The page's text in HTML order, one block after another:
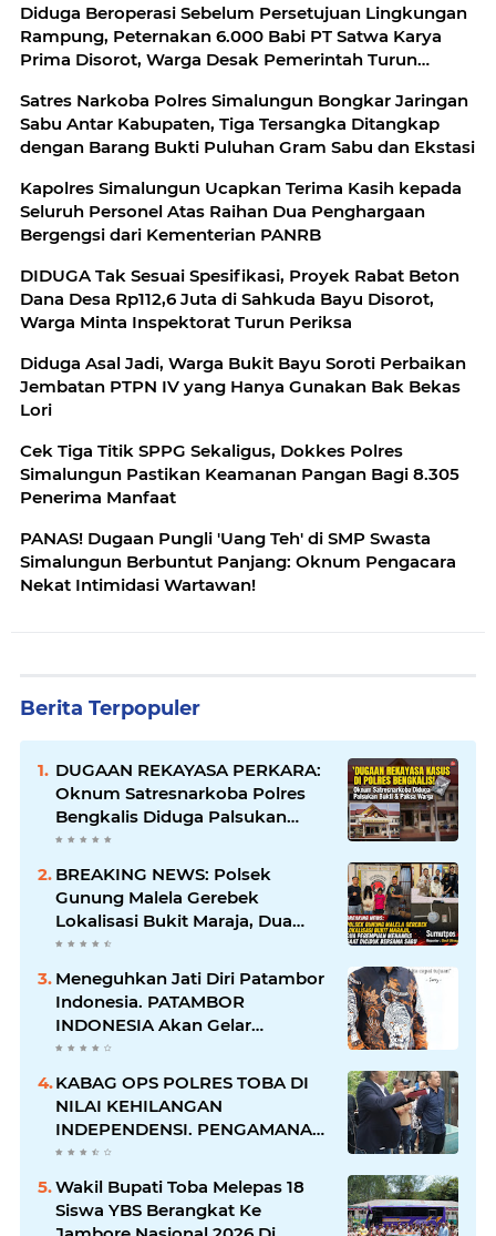
Diduga Beroperasi Sebelum Persetujuan Lingkungan
Rampung, Peternakan 6.000 Babi PT Satwa Karya
Prima Disorot, Warga Desak Pemerintah Turun
Satres Narkoba Polres Simalungun Bongkar Jaringan
Sabu Antar Kabupaten, Tiga Tersangka Ditangkap
dengan Barang Bukti Puluhan Gram Sabu dan Ekstasi
Kapolres Simalungun Ucapkan Terima Kasih kepada
Seluruh Personel Atas Raihan Dua Penghargaan
Bergengsi dari Kementerian PANRB
DIDUGA Tak Sesuai Spesifikasi, Proyek Rabat Beton
Dana Desa Rp112,6 Juta di Sahkuda Bayu Disorot,
Warga Minta Inspektorat Turun Periksa
Diduga Asal Jadi, Warga Bukit Bayu Soroti Perbaikan
Jembatan PTPN IV yang Hanya Gunakan Bak Bekas
Lori
Cek Tiga Titik SPPG Sekaligus, Dokkes Polres
Simalungun Pastikan Keamanan Pangan Bagi 8.305
Penerima Manfaat
PANAS! Dugaan Pungli 'Uang Teh' di SMP Swasta
Simalungun Berbuntut Panjang: Oknum Pengacara
Nekat Intimidasi Wartawan!
Berita Terpopuler
DUGAAN REKAYASA PERKARA:
Oknum Satresnarkoba Polres
Bengkalis Diduga Palsukan
Barang Bukti Hingga Paksa
BREAKING NEWS: Polsek
Gunung Malela Gerebek
Lokalisasi Bukit Maraja, Dua
Perempuan Menangis Saat
Meneguhkan Jati Diri Patambor
Indonesia. PATAMBOR
INDONESIA Akan Gelar
RAKERNAS II Di Jakarta.
KABAG OPS POLRES TOBA DI
NILAI KEHILANGAN
INDEPENDENSI. PENGAMANAN
PENEMBOKAN TANAH DI
Wakil Bupati Toba Melepas 18
Siswa YBS Berangkat Ke